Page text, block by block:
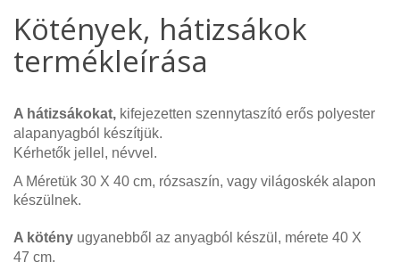
Kötények, hátizsákok
termékleírása
A hátizsákokat, kifejezetten szennytaszító erős polyester
alapanyagból készítjük.
Kérhetők jellel, névvel.
A Méretük 30 X 40 cm, rózsaszín, vagy világoskék alapon
készülnek.
A kötény ugyanebből az anyagból készül, mérete 40 X
47 cm.